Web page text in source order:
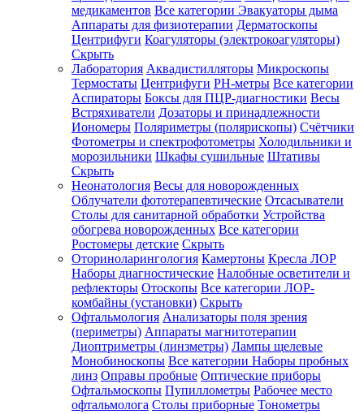
медикаментов Все категории Эвакуаторы дыма
Аппараты для физиотерапии Дерматоскопы
Центрифуги Коагуляторы (электрокоагуляторы)
Скрыть
Лаборатория Аквадистилляторы Микроскопы
Термостаты Центрифуги PH-метры Все категории
Аспираторы Боксы для ПЦР-диагностики Весы
Встряхиватели Дозаторы и принадлежности
Иономеры Поляриметры (полярископы) Счётчики
Фотометры и спектрофотометры Холодильники и
морозильники Шкафы сушильные Штативы
Скрыть
Неонатология Весы для новорожденных
Облучатели фототерапевтические Отсасыватели
Столы для санитарной обработки Устройства
обогрева новорожденных Все категории
Ростомеры детские Скрыть
Оториноларингология Камертоны Кресла ЛОР
Наборы диагностические Налобные осветители и
рефлекторы Отоскопы Все категории ЛОР-
комбайны (установки) Скрыть
Офтальмология Анализаторы поля зрения
(периметры) Аппараты магнитотерапии
Диоптриметры (линзметры) Лампы щелевые
Монобиноскопы Все категории Наборы пробных
линз Оправы пробные Оптические приборы
Офтальмоскопы Пупиллометры Рабочее место
офтальмолога Столы приборные Тонометры